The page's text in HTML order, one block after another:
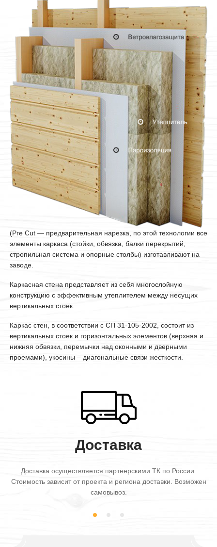
(Pre Cut — предварительная нарезка, по этой технологии все
элементы каркаса (стойки, обвязка, балки перекрытий,
стропильная система и опорные столбы) изготавливают на
заводе.
Каркасная стена представляет из себя многослойную
конструкцию с эффективным утеплителем между несущих
вертикальных стоек.
Каркас стен, в соответствии с СП 31-105-2002, состоит из
вертикальных стоек и горизонтальных элементов (верхняя и
нижняя обвязки, перемычки над оконными и дверными
проемами), укосины – диагональные связи жесткости.
Доставка
Доставка осуществляется партнерскими ТК по России.
Стоимость зависит от проекта и региона доставки. Возможен
самовывоз.